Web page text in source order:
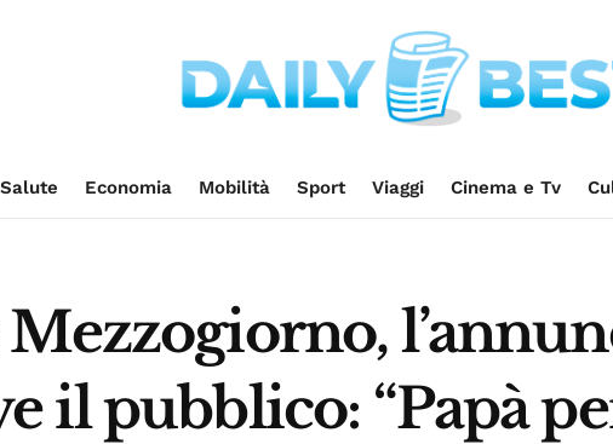
Salute Economia Mobilità Sport Viaggi Cinema e Tv
il pubblico: “Papà